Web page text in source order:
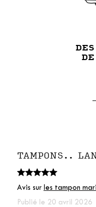
TAMPONS..
Avis sur les tampon
Publié le 20 avril 2026